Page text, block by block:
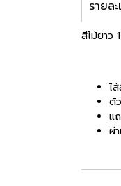
รายล
สีไม้ยาว
ไ
ตั
แ
ผ่